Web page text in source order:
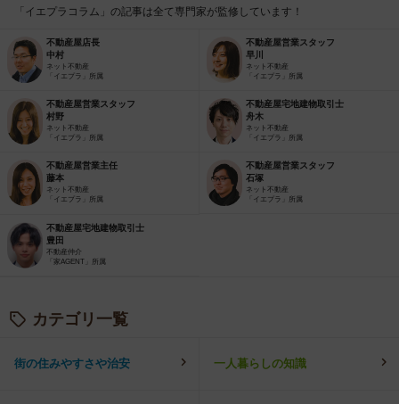
「イエプラコラム」の記事は全て専門家が監修しています！
不動産屋店長
中村
ネット不動産
「イエプラ」所属
不動産屋営業スタッフ
早川
ネット不動産
「イエプラ」所属
不動産屋営業スタッフ
村野
ネット不動産
「イエプラ」所属
不動産屋宅地建物取引士
舟木
ネット不動産
「イエプラ」所属
不動産屋営業主任
藤本
ネット不動産
「イエプラ」所属
不動産屋営業スタッフ
石塚
ネット不動産
「イエプラ」所属
不動産屋宅地建物取引士
豊田
不動産仲介
「家AGENT」所属
カテゴリ一覧
街の住みやすさや治安 一人暮らしの知識